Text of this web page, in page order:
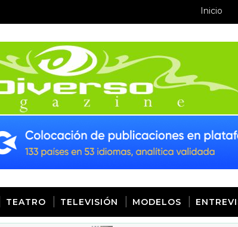
Inicio
TEATRO TELEVISIÓN MODELOS